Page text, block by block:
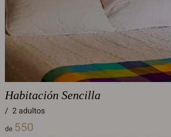
Habitación Sencilla
/ 2 adultos
de 550